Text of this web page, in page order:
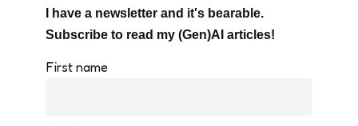
I have a newsletter and it's bearable.
Subscribe to read my (Gen)AI articles!
First name